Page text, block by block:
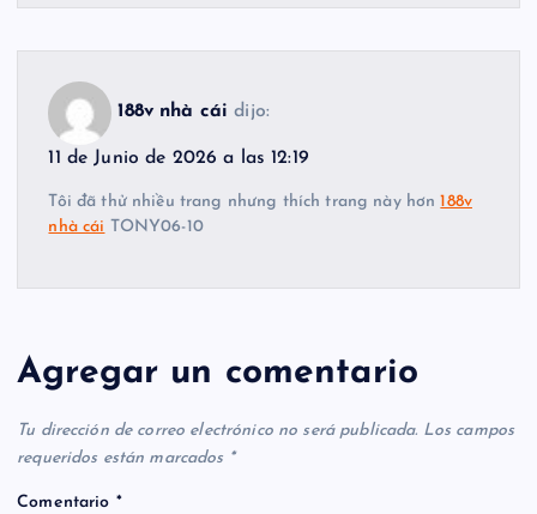
188v nhà cái dijo:
11 de Junio de 2026 a las 12:19
Tôi đã thử nhiều trang nhưng thích trang này hơn188v
nhà cái TONY06-10
Agregar un comentario
Tu dirección de correo electrónico no será publicada. Los campos
requeridos están marcados *
Comentario *